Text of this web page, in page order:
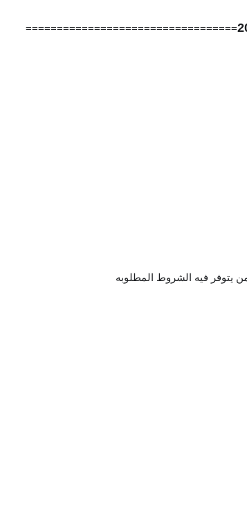
==================================
يتوفر فيه الشروط المطلوبه